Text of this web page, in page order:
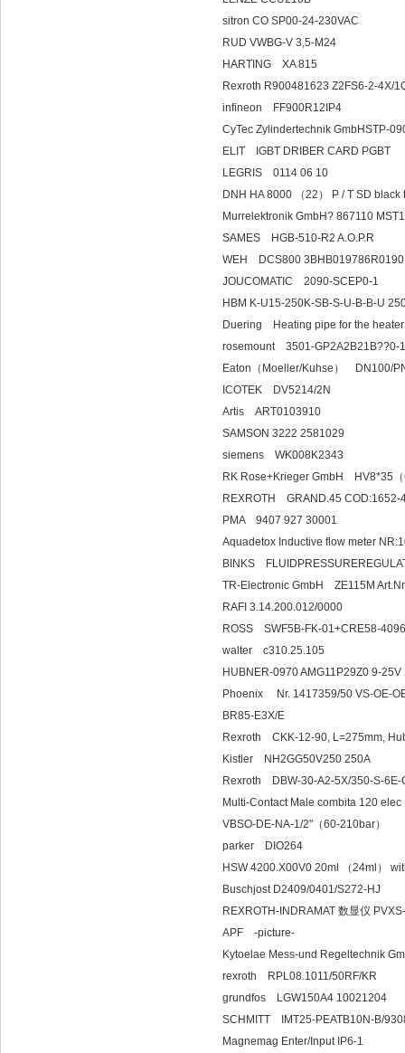
sitron CO SP00-24-230VAC
RUD VWBG-V 3,5-M24
HARTING XA 815
Rexroth R900481623 Z2FS6-2-4X/
infineon
CyTec Zylindertechnik GmbHSTP-
ELIT IGBT
LEGRIS
DNH HA 8000 （22） P / T SD
Murrelektronik GmbH?
SAMES HGB-
WEH DCS800
JOUCOMATIC 2090-SCEP0-1
HBM K-U15-250K-SB-S-U-B-
Duering Heating pipe for the
rosemount 3501-
Eaton（Moeller/Kuhse） DN100/
ICOTEK DV5214/2N
Artis ART0103910
SAMSON 3222 2581029
siemens WK008K2343
RK Rose+Krieger
REXROTH
PMA 9407 927
Aquadetox Inductive flow
BINKS
TR-Electronic GmbH ZE115M
RAFI 3.14.200.012/0000
ROSS SWF5B-FK-01+CRE58-
walter
HUBNER-0970 AMG11P29Z0 9-
Phoenix Nr. 1417359/
BR85-E3X/E
Rexroth CKK-12-90, L=275mm,
Kistler NH2GG50V250 250A
Rexroth DBW-30-A2-
Multi-Contact Male combita 120
VBSO-DE-NA-1/2"（60-210bar）
parker DIO264
HSW 4200.X00V0 20ml （24ml）
Buschjost D2409/0401/S272-
REXROTH-INDRAMAT 数显仪
APF -
Kytoelae Mess-und Regeltechnik
rexroth RPL08.1011/50RF/KR
grundfos LGW150A4 10021204
SCHMITT IMT25-PEATB10N-B/
Magnemag Enter/Input IP6-1